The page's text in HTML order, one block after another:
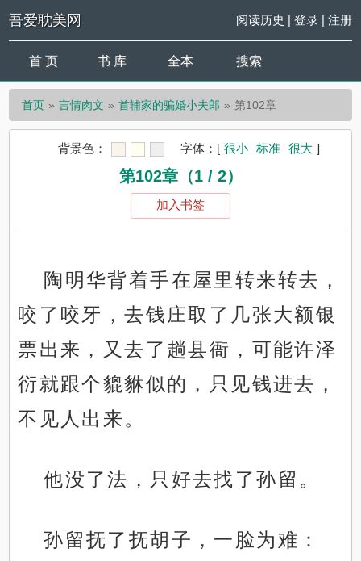
吾爱耽美网 阅读历史 | 登录| 注册
首 页 书 库 全本 搜索
首页 言情肉文 首辅家的骗婚小夫郎 第102章
背景色： 字体： [ 很小 标准 很大 ]
第102章（1 / 2）
加入书签
陶明华背着手在屋里转来转去，
咬了咬牙，去钱庄取了几张大额银
票出来，又去了趟县衙，可能许泽
衍就跟个貔貅似的，只见钱进去，
不见人出来。
他没了法，只好去找了孙留。
孙留抚了抚胡子，一脸为难：